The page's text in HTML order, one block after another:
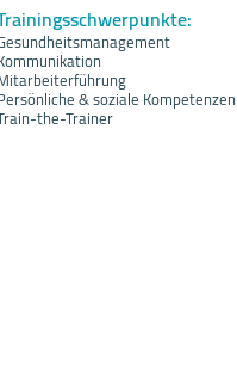
& soziale Kompetenzen
the-Trainer